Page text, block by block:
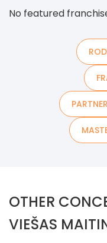
No featured
OTHER
VIEŠAS